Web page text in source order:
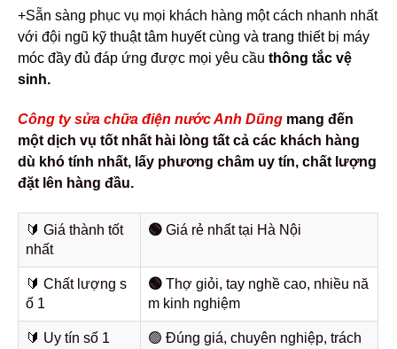
+Sẵn sàng phục vụ mọi khách hàng một cách nhanh nhất
với đội ngũ kỹ thuật tâm huyết cùng và trang thiết bị máy
móc đầy đủ đáp ứng được mọi yêu cầu thông tắc vệ
sinh.
Công ty sửa chữa điện nước Anh Dũng mang đến
một dịch vụ tốt nhất hài lòng tất cả các khách hàng
dù khó tính nhất, lấy phương châm uy tín, chất lượng
đặt lên hàng đầu.
🔰️ Giá thành tốt
nhất
🟢 Giá rẻ nhất tại Hà Nội
🔰️ Chất lượng s
ố 1
🟢 Thợ giỏi, tay nghề cao, nhiều nă
m kinh nghiệm
🔰️ Uy tín số 1
🟢 Đúng giá, chuyên nghiệp, trách